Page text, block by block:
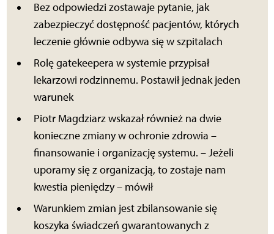
Bez odpowiedzi zostawaje pytanie, jak
zabezpieczyć dostępność pacjentów, których
leczenie głównie odbywa się w szpitalach
Rolę gatekeepera w systemie przypisał
lekarzowi rodzinnemu. Postawił jednak jeden
warunek
Piotr Magdziarz wskazał również na dwie
konieczne zmiany w ochronie zdrowia –
finansowanie i organizację systemu. – Jeżeli
uporamy się z organizacją, to zostaje nam
kwestia pieniędzy – mówił
Warunkiem zmian jest zbilansowanie się
koszyka świadczeń gwarantowanych z